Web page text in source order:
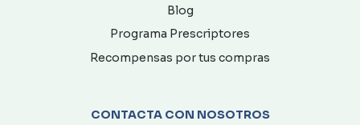
Blog
Programa Prescriptores
Recompensas por tus compras
CONTACTA CON NOSOTROS